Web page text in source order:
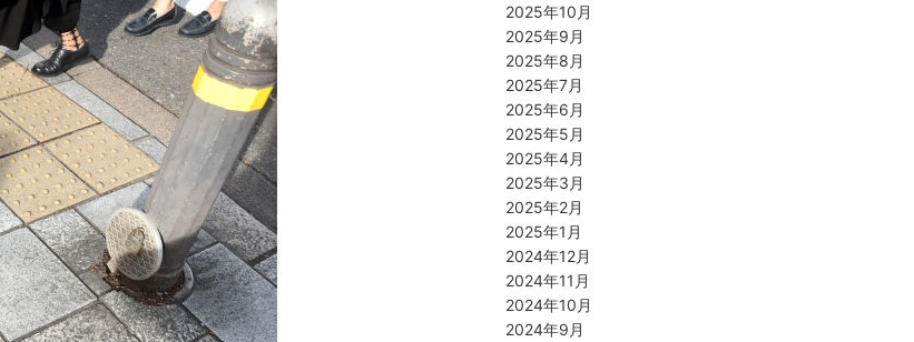
2025年10月
2025年9月
2025年8月
2025年7月
2025年6月
2025年5月
2025年4月
2025年3月
2025年2月
2025年1月
2024年12月
2024年11月
2024年10月
2024年9月